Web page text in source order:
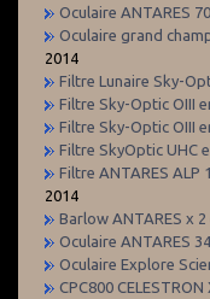
Oculaire ANTARES
Oculaire grand
2014
Filtre Lunaire Sky-
Filtre Sky-Optic OIII
Filtre Sky-Optic OIII
Filtre SkyOptic UHC
Filtre ANTARES
2014
Barlow ANTARES x
Oculaire ANTARES
Oculaire Explore
CPC800